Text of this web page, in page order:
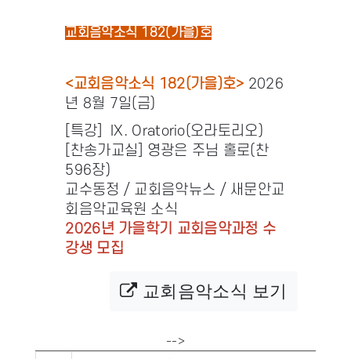
교회음악소식 182(가을)호
<교회음악소식 182(가을)호> 2026
년 8월 7일(금)
[특강] IX. Oratorio(오라토리오)
[찬송가교실] 영광은 주님 홀로(찬
596장)
교수동정 / 교회음악뉴스 / 새문안교
회음악교육원 소식
2026년 가을학기 교회음악과정 수
강생 모집
교회음악소식 보기
-->